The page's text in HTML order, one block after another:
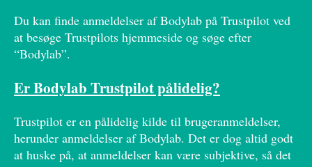
Du kan finde anmeldelser af Bodylab på Trustpilot ved
at besøge Trustpilots hjemmeside og søge efter
“Bodylab”.
Er Bodylab Trustpilot pålidelig?
Trustpilot er en pålidelig kilde til brugeranmeldelser,
herunder anmeldelser af Bodylab. Det er dog altid godt
at huske på, at anmeldelser kan være subjektive, så det